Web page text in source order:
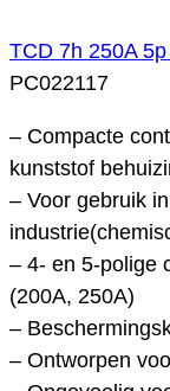
TCD 7h 250A
PC022117
– Compacte
kunststof
– Voor gebruik
– 4- en 5-polige
(200A, 250A)
–
– Ontworpen